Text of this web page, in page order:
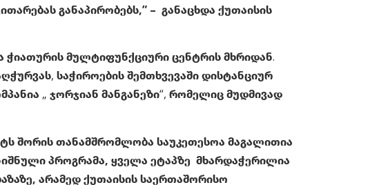
განაპირობებს,” – განაცხდა ქუთაისის
ჭიათურის მულტიფუნქციური ცენტრის მხრიდან.
საჭიროების შემთხვევაში დისტანციურ
„ ჯორჯიან მანგანეზი“, რომელიც მუდმივად
შორის თანამშრომლობა საუკეთესოა მაგალითია
პროგრამა, ყველა ეტაპზე მხარდაჭერილია
არამედ ქუთაისის საერთაშორისო